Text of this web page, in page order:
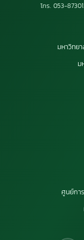
โทร. 053-
มหาวิทย
ม
ศูนย์กา